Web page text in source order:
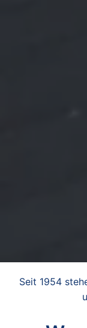
Seit 1954